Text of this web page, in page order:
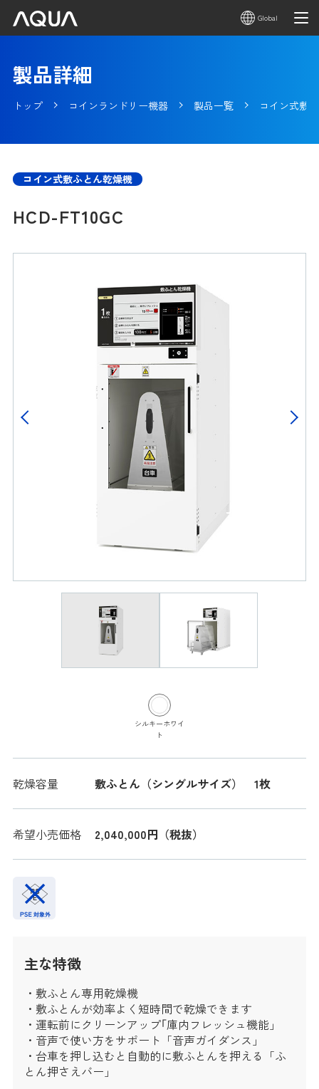
Global
製品詳細
トップ コインランドリー機器 製品一覧 コイン式敷
コイン式敷ふとん乾燥機
HCD-FT10GC
シルキーホワイ
ト
乾燥容量 敷ふとん（シングルサイズ） 1枚
希望小売価格 2,040,000円（税抜）
主な特徴
・敷ふとん専用乾燥機
・敷ふとんが効率よく短時間で乾燥できます
・運転前にクリーンアップ｢庫内フレッシュ機能」
・音声で使い方をサポート「音声ガイダンス」
・台車を押し込むと自動的に敷ふとんを押える「ふ
とん押さえバー」